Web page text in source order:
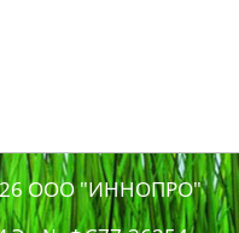
ООО "ИННОПРО"